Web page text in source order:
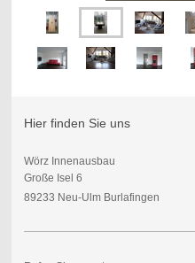
Hier finden Sie uns
Wörz Innenausbau
Große Isel 6
89233 Neu-Ulm Burlafingen